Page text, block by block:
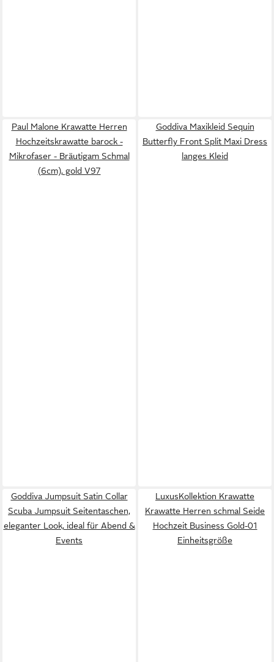
Paul Malone Krawatte Herren
Hochzeitskrawatte barock -
Mikrofaser - Bräutigam Schmal
(6cm), gold V97
Goddiva Maxikleid Sequin
Butterfly Front Split Maxi Dress
langes Kleid
Goddiva Jumpsuit Satin Collar
Scuba Jumpsuit Seitentaschen,
eleganter Look, ideal für Abend &
Events
LuxusKollektion Krawatte
Krawatte Herren schmal Seide
Hochzeit Business Gold-01
Einheitsgröße